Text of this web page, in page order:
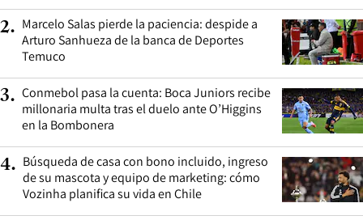
2. Marcelo Salas pierde la paciencia: despide a
Arturo Sanhueza de la banca de Deportes
Temuco
3. Conmebol pasa la cuenta: Boca Juniors recibe
millonaria multa tras el duelo ante O’Higgins
en la Bombonera
4. Búsqueda de casa con bono incluido, ingreso
de su mascota y equipo de marketing: cómo
Vozinha planifica su vida en Chile